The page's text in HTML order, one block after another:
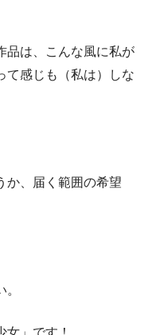
品は、こんな風に私が
て感じも（私は）しな
か、届く範囲の希望
」です！